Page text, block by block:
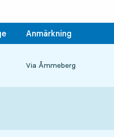
Anmärkning
Via Åmmeberg